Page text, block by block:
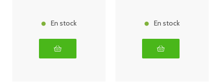
En stock En stock